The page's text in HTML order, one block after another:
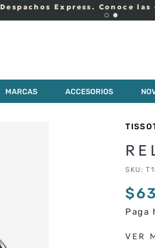
Despachos Express. Conoce
MARCAS ACCESORIOS
SKU :
$
Paga